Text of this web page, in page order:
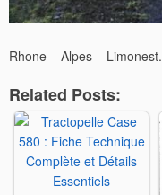
Rhone – Alpes – Limonest.
Related Posts: